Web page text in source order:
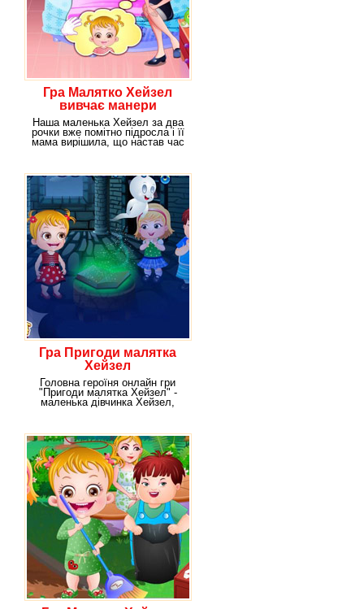
Гра Малятко Хейзел
вивчає манери
Наша маленька Хейзел за два
рочки вже помітно підросла і її
мама вирішила, що настав час
Гра Пригоди малятка
Хейзел
Головна героїня онлайн гри
"Пригоди малятка Хейзел" -
маленька дівчинка Хейзел,